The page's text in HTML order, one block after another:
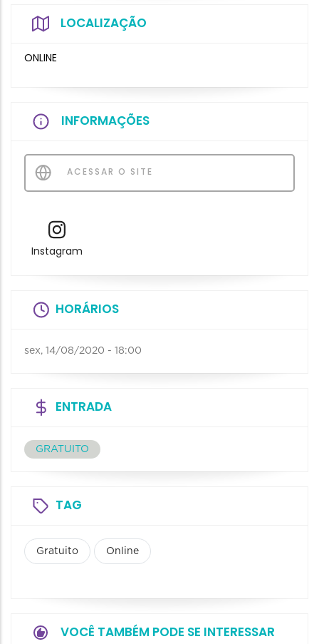
LOCALIZAÇÃO
ONLINE
INFORMAÇÕES
ACESSAR O SITE
Instagram
HORÁRIOS
sex, 14/08/2020 - 18:00
ENTRADA
GRATUITO
TAG
Gratuito Online
VOCÊ TAMBÉM PODE SE INTERESSAR